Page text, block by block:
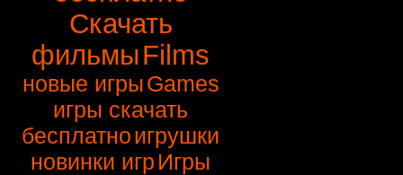
Скачать
фильмыFilms
новые игрыGames
игры скачать
бесплатноигрушки
новинки игр Игры